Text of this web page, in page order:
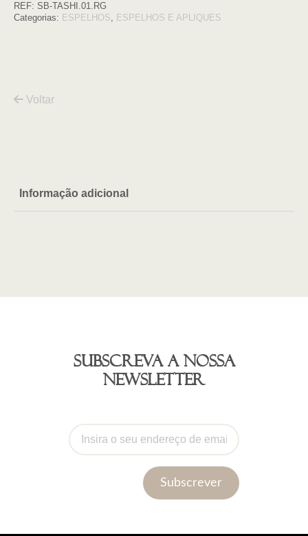
oval
50x90
REF: SB-TASHI.01.RG
Categorias: ESPELHOS, ESPELHOS E APLIQUES
Voltar
Informação adicional
Subscreva a nossa
newsletter
Subscrever